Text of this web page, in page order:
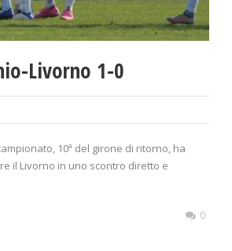
Livorno 1-0
10ª del girone di ritorno, ha
il Livorno in uno scontro diretto e
0